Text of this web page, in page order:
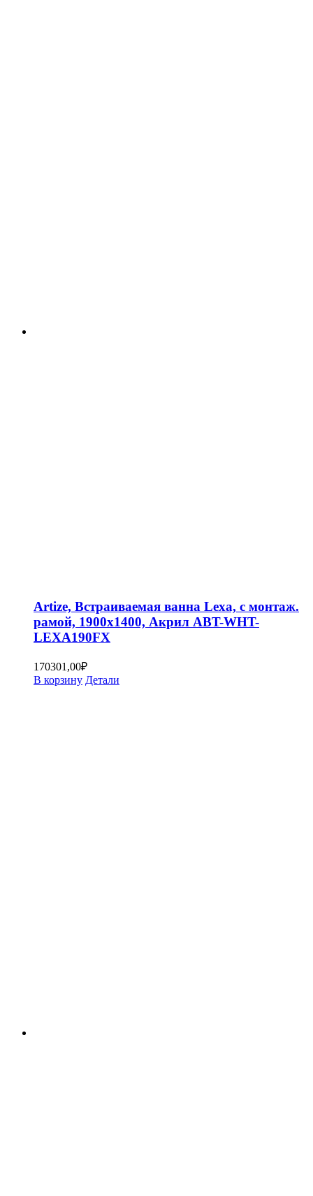
Artize, Встраиваемая ванна Lexa, с монтаж.
рамой, 1900х1400, Акрил ABT-WHT-
LEXA190FX
170301,00₽
В корзину Детали